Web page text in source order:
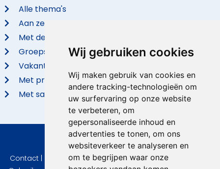
Wij gebruiken cookies
Wij maken gebruik van cookies en
andere tracking-technologieën om
uw surfervaring op onze website
te verbeteren, om
gepersonaliseerde inhoud en
advertenties te tonen, om ons
websiteverkeer te analyseren en
om te begrijpen waar onze
Alle thema's
Aan zee
Met de hond
Groepsaccommodaties
Vakantieparken
Met privé zwembad
Met sauna
© 2026 VidaVilla.com
Contact Privacy|Cookie instellingen|Herroepingsrecht